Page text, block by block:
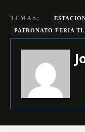
TEMAS:
PATRONATO FERIA